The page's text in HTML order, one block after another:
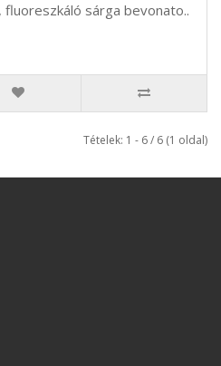
sárga bevonato..
Tételek: 1 - 6 / 6 (1 oldal)